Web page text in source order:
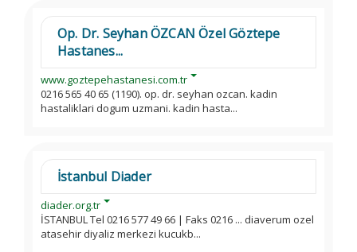
Op. Dr. Seyhan ÖZCAN Özel Göztepe
Hastanes...
www.goztepehastanesi.com.tr
0216 565 40 65 (1190). op. dr. seyhan ozcan. kadin
hastaliklari dogum uzmani. kadin hasta...
İstanbul Diader
diader.org.tr
İSTANBUL Tel 0216 577 49 66 | Faks 0216 ... diaverum ozel
atasehir diyaliz merkezi kucukb...